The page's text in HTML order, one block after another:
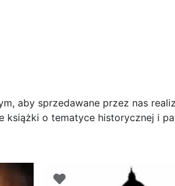
aby sprzedawane przez nas
książki o tematyce historycznej i